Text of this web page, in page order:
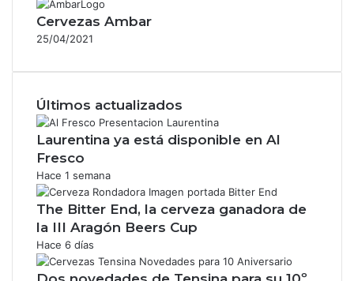
Cervezas Ambar
25/04/2021
Últimos actualizados
Laurentina ya está disponible en Al
Fresco
Hace 1 semana
The Bitter End, la cerveza ganadora de
la III Aragón Beers Cup
Hace 6 días